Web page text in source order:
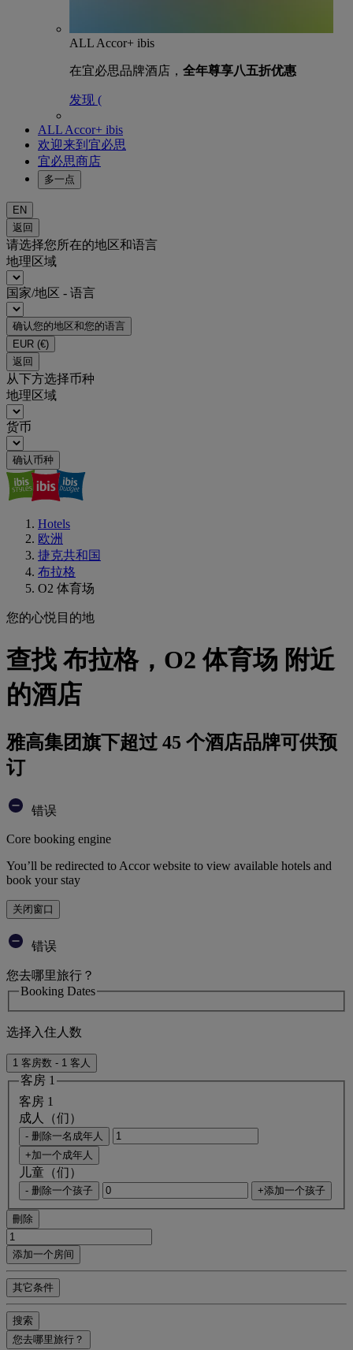
ALL Accor+ ibis
在宜必思品牌酒店， 全年尊享八五折优惠
发现 (
ALL Accor+ ibis
欢迎来到宜必思
宜必思商店
多一点
EN
返回
请选择您所在的地区和语言
地理区域
国家/地区 - 语言
确认您的地区和您的语言
EUR (€)
返回
从下方选择币种
地理区域
货币
确认币种
Hotels
欧洲
捷克共和国
布拉格
O2 体育场
您的心悦目的地
查找 布拉格，O2 体育场 附近
的酒店
雅高集团旗下超过 45 个酒店品牌可供预
订
错误
Core booking engine
You’ll be redirected to Accor website to view available hotels and
book your stay
关闭窗口
错误
您去哪里旅行？
Booking Dates
选择入住人数
1 客房数 - 1 客人
客房 1
客房 1
成人（们）
- 删除一名成年人
+加一个成年人
儿童（们）
- 删除一个孩子 +添加一个孩子
刪除
添加一个房间
其它条件
搜索
您去哪里旅行？